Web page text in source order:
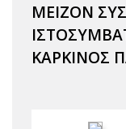
ΜΕΙΖΟΝ
ΚΑΡΚΙΝΟΣ